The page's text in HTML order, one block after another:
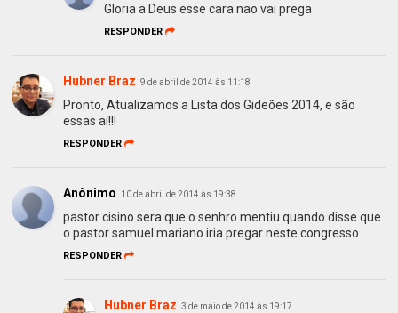
Gloria a Deus esse cara nao vai prega
RESPONDER
Hubner Braz 9 de abril de 2014 às 11:18
Pronto, Atualizamos a Lista dos Gideões 2014, e são
essas aí!!!
RESPONDER
Anônimo 10 de abril de 2014 às 19:38
pastor cisino sera que o senhro mentiu quando disse que
o pastor samuel mariano iria pregar neste congresso
RESPONDER
Hubner Braz 3 de maio de 2014 às 19:17